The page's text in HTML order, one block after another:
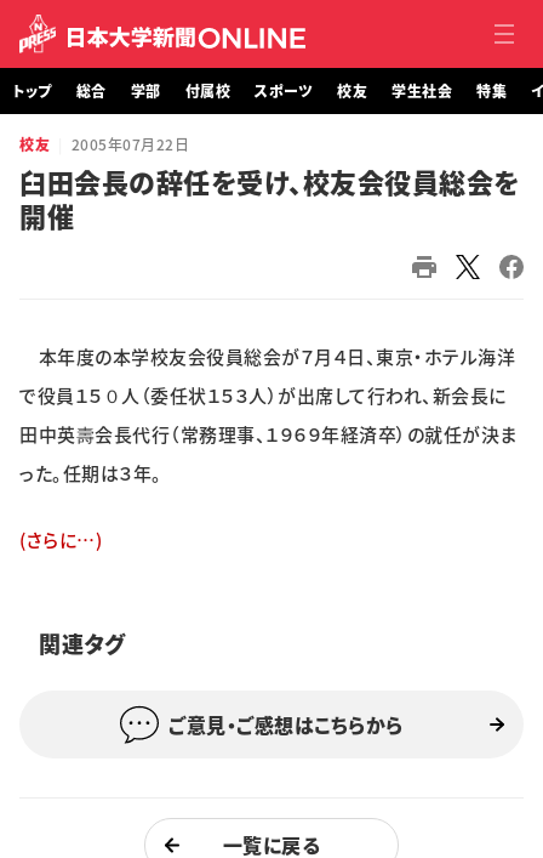
トップ
総合
スポーツ
イベント
購読 日大文芸賞
トップ 総合 学部 付属校 スポーツ 校友 学生社会 特集
校友 2005年07月22日
臼田会長の辞任を受け、校友会役員総会を
開催
本年度の本学校友会役員総会が７月４日、東京・ホテル海洋
で役員１５０人（委任状１５３人）が出席して行われ、新会長に
田中英壽会長代行（常務理事、１９６９年経済卒）の就任が決ま
った。任期は３年。
(さらに…)
関連タグ
ご意見・ご感想はこちらから
一覧に戻る